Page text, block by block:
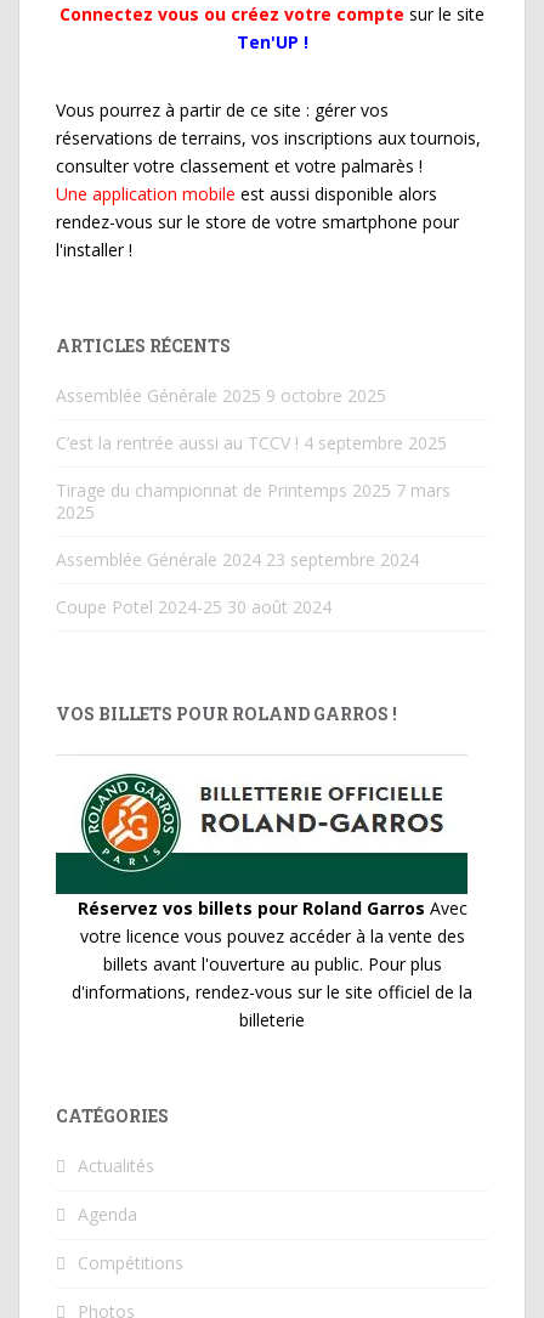
Connectez vous ou créez votre compte sur le site
Ten'UP !
Vous pourrez à partir de ce site : gérer vos
réservations de terrains, vos inscriptions aux tournois,
consulter votre classement et votre palmarès !
Une application mobile est aussi disponible alors
rendez-vous sur le store de votre smartphone pour
l'installer !
ARTICLES RÉCENTS
Assemblée Générale 2025 9 octobre 2025
C’est la rentrée aussi au TCCV ! 4 septembre 2025
Tirage du championnat de Printemps 2025 7 mars
2025
Assemblée Générale 2024 23 septembre 2024
Coupe Potel 2024-25 30 août 2024
VOS BILLETS POUR ROLAND GARROS !
Réservez vos billets pour Roland Garros Avec
votre licence vous pouvez accéder à la vente des
billets avant l'ouverture au public. Pour plus
d'informations, rendez-vous sur le site officiel de la
billeterie
CATÉGORIES
Actualités
Agenda
Compétitions
Photos